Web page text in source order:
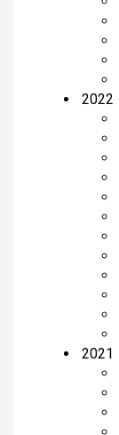
2022
2021